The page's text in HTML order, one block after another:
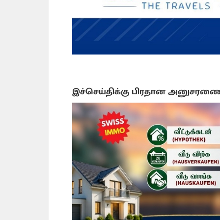
இச்செய்திக்கு பிரதான